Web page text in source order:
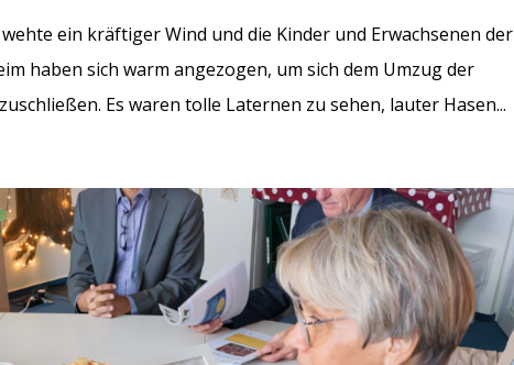
ein kräftiger Wind und die Kinder und Erwachsenen der
haben sich warm angezogen, um sich dem Umzug der
Es waren tolle Laternen zu sehen, lauter Hasen...